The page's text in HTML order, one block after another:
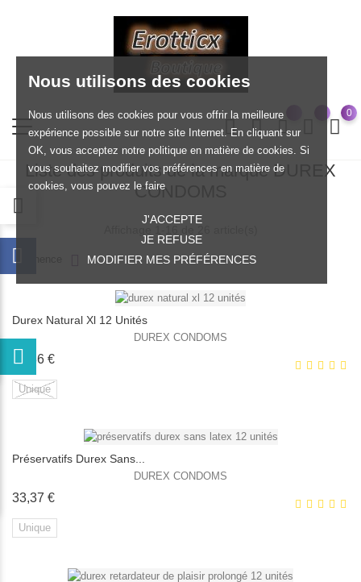
Nous utilisons des cookies
Nous utilisons des cookies pour vous offrir la meilleure
expérience possible sur notre site Internet. En cliquant sur
OK, vous acceptez notre politique en matière de cookies. Si
vous souhaitez modifier vos préférences en matière de
cookies, vous pouvez le faire
J'ACCEPTE
JE REFUSE
MODIFIER MES PRÉFÉRENCES
0
Liste des produits de la marque DUREX
CONDOMS
Pertinence
EXCLUSIVITÉ WEB !
HORS STOCK
Durex Natural Xl 12 Unités
DUREX CONDOMS
22,36 €Prix
Unique
Préservatifs Durex Sans...
DUREX CONDOMS
33,37 €Prix
Unique